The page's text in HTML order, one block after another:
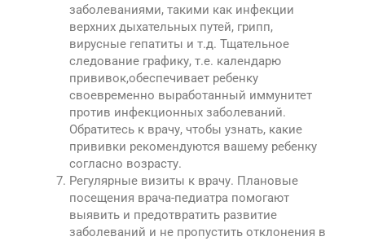
заболеваниями, такими как инфекции
верхних дыхательных путей, грипп,
вирусные гепатиты и т.д. Тщательное
следование графику, т.е. календарю
прививок,обеспечивает ребенку
своевременно выработанный иммунитет
против инфекционных заболеваний.
Обратитесь к врачу, чтобы узнать, какие
прививки рекомендуются вашему ребенку
согласно возрасту.
Регулярные визиты к врачу. Плановые
посещения врача-педиатра помогают
выявить и предотвратить развитие
заболеваний и не пропустить отклонения в